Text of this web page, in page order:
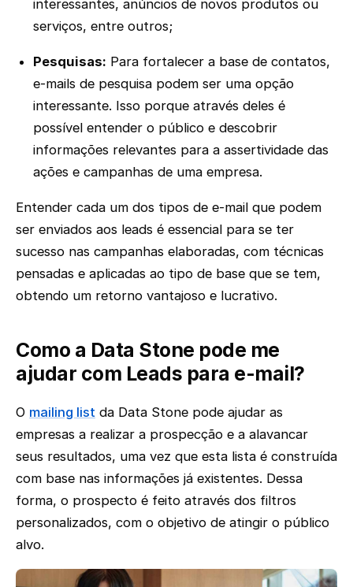
interessantes, anúncios de novos produtos ou
serviços, entre outros;
Pesquisas: Para fortalecer a base de contatos,
e-mails de pesquisa podem ser uma opção
interessante. Isso porque através deles é
possível entender o público e descobrir
informações relevantes para a assertividade das
ações e campanhas de uma empresa.
Entender cada um dos tipos de e-mail que podem
ser enviados aos leads é essencial para se ter
sucesso nas campanhas elaboradas, com técnicas
pensadas e aplicadas ao tipo de base que se tem,
obtendo um retorno vantajoso e lucrativo.
Como a Data Stone pode me
ajudar com Leads para e-mail?
O mailing list da Data Stone pode ajudar as
empresas a realizar a prospecção e a alavancar
seus resultados, uma vez que esta lista é construída
com base nas informações já existentes. Dessa
forma, o prospecto é feito através dos filtros
personalizados, com o objetivo de atingir o público
alvo.